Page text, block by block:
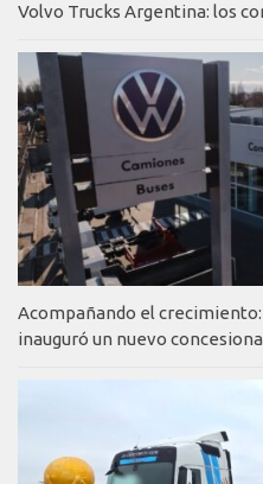
Volvo Trucks Argentina: los
Acompañando el
inauguró un nuevo